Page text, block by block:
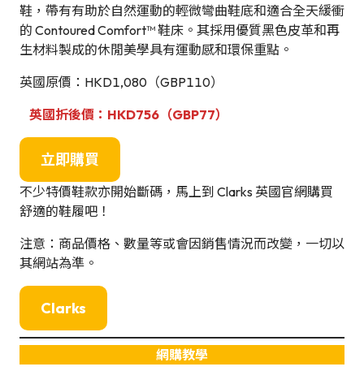
鞋，帶有有助於自然運動的輕微彎曲鞋底和適合全天緩衝
的 Contoured Comfort™ 鞋床。其採用優質黑色皮革和再
生材料製成的休閒美學具有運動感和環保重點。
英國原價：HKD1,080（GBP110）
英國折後價：HKD756（GBP77）
立即購買
不少特價鞋款亦開始斷碼，馬上到 Clarks 英國官網購買
舒適的鞋履吧！
注意：商品價格、數量等或會因銷售情況而改變，一切以
其網站為準。
Clarks
網購教學